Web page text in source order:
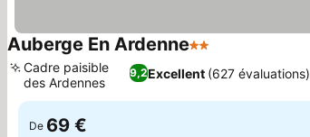
Auberge En Ardenne2 Étoiles
9,2Excellent (627 évaluations)
Cadre paisible
des Ardennes
De 69 €